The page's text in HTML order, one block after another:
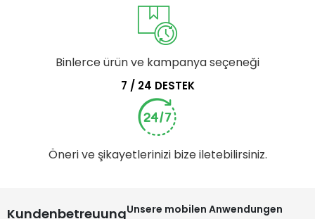
Binlerce ürün ve kampanya seçeneği
7 / 24 DESTEK
Öneri ve şikayetlerinizi bize iletebilirsiniz.
KundenbetreuungUnsere mobilen Anwendungen